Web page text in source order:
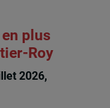
plus
Roy
2026,